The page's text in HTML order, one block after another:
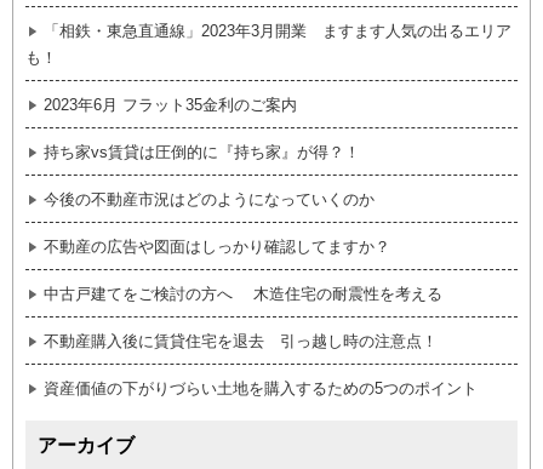
「相鉄・東急直通線」2023年3月開業 ますます人気の出るエリア
も！
2023年6月 フラット35金利のご案内
持ち家vs賃貸は圧倒的に『持ち家』が得？！
今後の不動産市況はどのようになっていくのか
不動産の広告や図面はしっかり確認してますか？
中古戸建てをご検討の方へ 木造住宅の耐震性を考える
不動産購入後に賃貸住宅を退去 引っ越し時の注意点！
資産価値の下がりづらい土地を購入するための5つのポイント
アーカイブ